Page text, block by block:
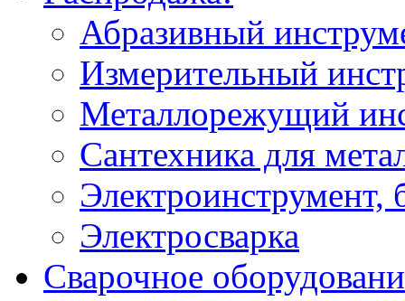
Абразивный
Измерительный
Металлорежущий
Сантехника для
Электроинструмент,
Электросварка
Сварочное